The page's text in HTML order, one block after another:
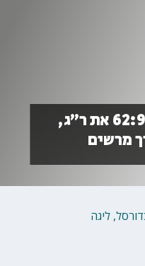
הפועל ת״א הביסה 62:91 את ר״ג,
מרשים
, ליגה